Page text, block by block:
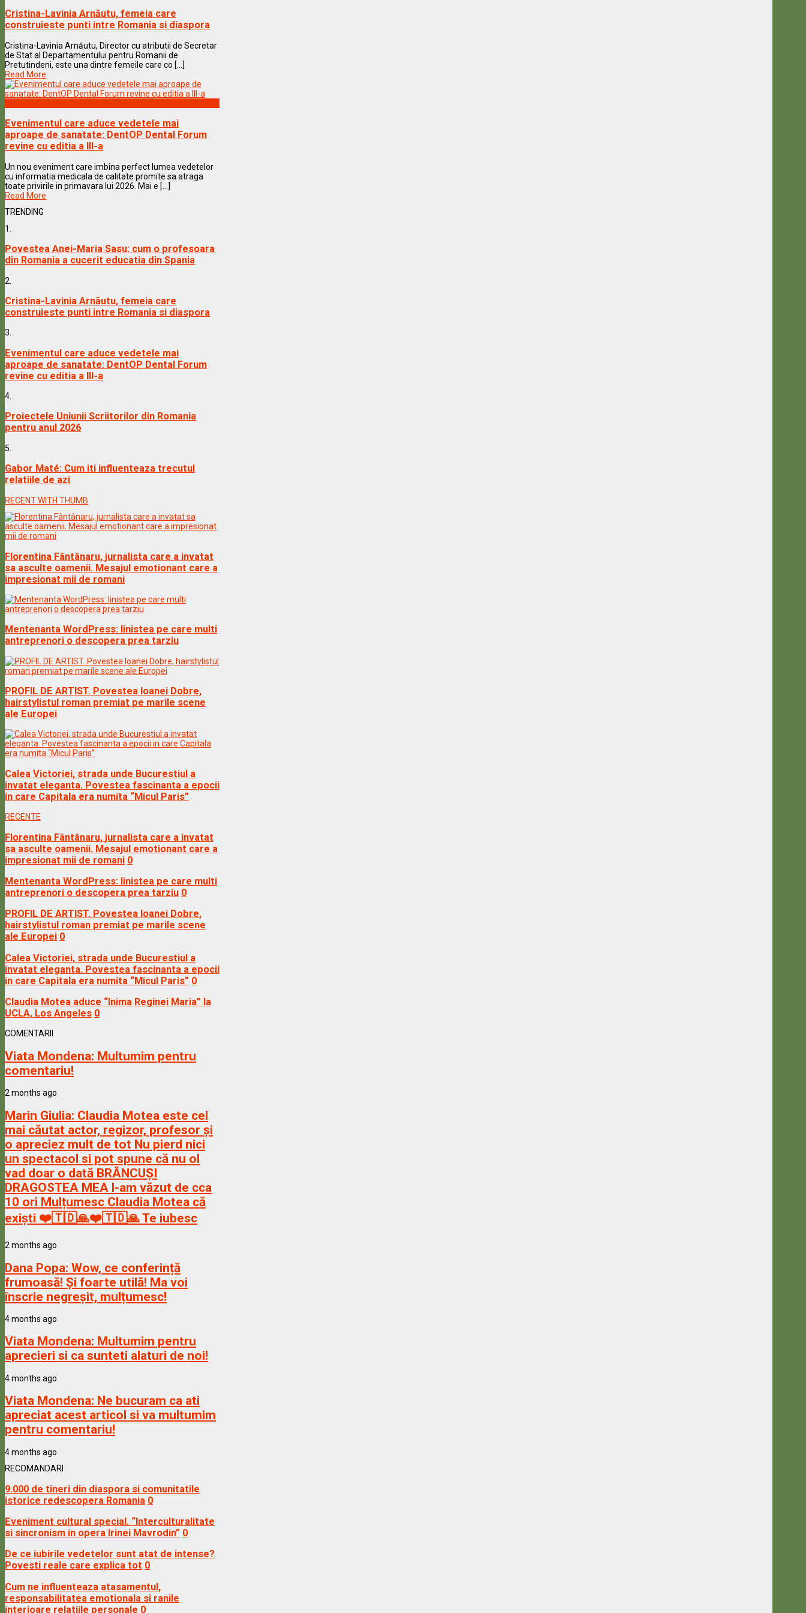
Cristina-Lavinia Arnăutu, femeia care
construieste punti intre Romania si diaspora
Cristina-Lavinia Arnăutu, Director cu atributii de Secretar
de Stat al Departamentului pentru Romanii de
Pretutindeni, este una dintre femeile care co [...]
Read More
Evenimentul care aduce vedetele mai
aproape de sanatate: DentOP Dental Forum
revine cu editia a III-a
Un nou eveniment care imbina perfect lumea vedetelor
cu informatia medicala de calitate promite sa atraga
toate privirile in primavara lui 2026. Mai e [...]
Read More
TRENDING
1.
Povestea Anei-Maria Sasu: cum o profesoara
din Romania a cucerit educatia din Spania
2.
Cristina-Lavinia Arnăutu, femeia care
construieste punti intre Romania si diaspora
3.
Evenimentul care aduce vedetele mai
aproape de sanatate: DentOP Dental Forum
revine cu editia a III-a
4.
Proiectele Uniunii Scriitorilor din Romania
pentru anul 2026
5.
Gabor Maté: Cum iti influenteaza trecutul
relatiile de azi
RECENT WITH THUMB
Florentina Fântânaru, jurnalista care a invatat
sa asculte oamenii. Mesajul emotionant care a
impresionat mii de romani
Mentenanta WordPress: linistea pe care multi
antreprenori o descopera prea tarziu
PROFIL DE ARTIST. Povestea Ioanei Dobre,
hairstylistul roman premiat pe marile scene
ale Europei
Calea Victoriei, strada unde Bucurestiul a
invatat eleganta. Povestea fascinanta a epocii
in care Capitala era numita “Micul Paris”
RECENTE
Florentina Fântânaru, jurnalista care a invatat
sa asculte oamenii. Mesajul emotionant care a
impresionat mii de romani 0
Mentenanta WordPress: linistea pe care multi
antreprenori o descopera prea tarziu 0
PROFIL DE ARTIST. Povestea Ioanei Dobre,
hairstylistul roman premiat pe marile scene
ale Europei 0
Calea Victoriei, strada unde Bucurestiul a
invatat eleganta. Povestea fascinanta a epocii
in care Capitala era numita “Micul Paris” 0
Claudia Motea aduce “Inima Reginei Maria” la
UCLA, Los Angeles 0
COMENTARII
Viata Mondena: Multumim pentru
comentariu!
2 months ago
Marin Giulia: Claudia Motea este cel
mai căutat actor, regizor, profesor și
o apreciez mult de tot Nu pierd nici
un spectacol si pot spune că nu ol
vad doar o dată BRÂNCUȘI
DRAGOSTEA MEA l-am văzut de cca
10 ori Mulțumesc Claudia Motea că
exiști ❤️🇹🇩🙏❤️🇹🇩🙏 Te iubesc
2 months ago
Dana Popa: Wow, ce conferință
frumoasă! Și foarte utilă! Ma voi
înscrie negreșit, mulțumesc!
4 months ago
Viata Mondena: Multumim pentru
aprecieri si ca sunteti alaturi de noi!
4 months ago
Viata Mondena: Ne bucuram ca ati
apreciat acest articol si va multumim
pentru comentariu!
4 months ago
RECOMANDARI
9.000 de tineri din diaspora si comunitatile
istorice redescopera Romania 0
Eveniment cultural special. “Interculturalitate
si sincronism in opera Irinei Mavrodin” 0
De ce iubirile vedetelor sunt atat de intense?
Povesti reale care explica tot 0
Cum ne influenteaza atasamentul,
responsabilitatea emotionala si ranile
interioare relatiile personale 0